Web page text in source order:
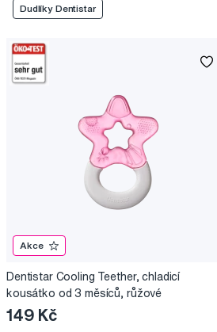
Dudlíky Dentistar
Akce
Dentistar Cooling Teether, chladicí
kousátko od 3 měsíců, růžové
149 Kč